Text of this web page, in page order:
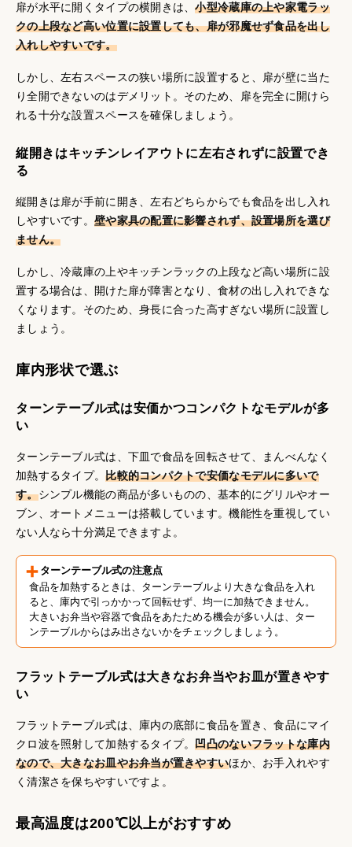
扉が水平に開くタイプの横開きは、小型冷蔵庫の上や家電ラッ
クの上段など高い位置に設置しても、扉が邪魔せず食品を出し
入れしやすいです。
しかし、左右スペースの狭い場所に設置すると、扉が壁に当た
り全開できないのはデメリット。そのため、扉を完全に開けら
れる十分な設置スペースを確保しましょう。
縦開きはキッチンレイアウトに左右されずに設置でき
る
縦開きは扉が手前に開き、左右どちらからでも食品を出し入れ
しやすいです。 壁や家具の配置に影響されず、設置場所を選び
ません。
しかし、冷蔵庫の上やキッチンラックの上段など高い場所に設
置する場合は、開けた扉が障害となり、食材の出し入れできな
くなります。そのため、身長に合った高すぎない場所に設置し
ましょう。
庫内形状で選ぶ
ターンテーブル式は安価かつコンパクトなモデルが多
い
ターンテーブル式は、下皿で食品を回転させて、まんべんなく
加熱するタイプ。比較的コンパクトで安価なモデルに多いで
す。シンプル機能の商品が多いものの、基本的にグリルやオー
ブン、オートメニューは搭載しています。機能性を重視してい
ない人なら十分満足できますよ。
ターンテーブル式の注意点
食品を加熱するときは、ターンテーブルより大きな食品を入れ
ると、庫内で引っかかって回転せず、均一に加熱できません。
大きいお弁当や容器で食品をあたためる機会が多い人は、ター
ンテーブルからはみ出さないかをチェックしましょう。
フラットテーブル式は大きなお弁当やお皿が置きやす
い
フラットテーブル式は、庫内の底部に食品を置き、食品にマイ
クロ波を照射して加熱するタイプ。凹凸のないフラットな庫内
なので、大きなお皿やお弁当が置きやすいほか、お手入れやす
く清潔さを保ちやすいですよ。
最高温度は200℃以上がおすすめ